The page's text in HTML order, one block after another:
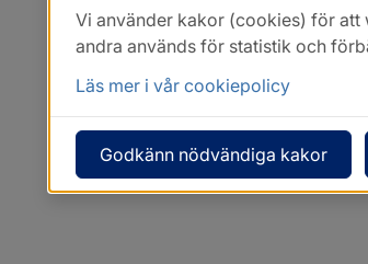
Vi använder kakor (cookies) för att
andra används för statistik och
Läs mer i vår cookiepolicy
Godkänn nödvändiga kakor